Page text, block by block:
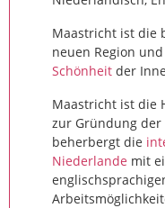
Maastricht ist die
neuen Region
Schönheit der
Maastricht ist die
zur Gründung der
beherbergt die
Niederlande mit